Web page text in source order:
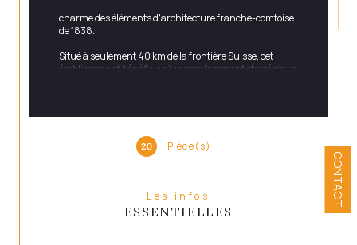
CONTACT
20 Pièce(s)
Les infos
ESSENTIELLES
charme des éléments d'architecture franche-comtoise
de 1838.
Situé à seulement 40 km de la frontière Suisse, cet
établissement bénéficie d'un emplacement stratégique
authentique.
Au cœur d'une commune dynamique, il offre sécurité,
proximité avec tous les commerces, un havre